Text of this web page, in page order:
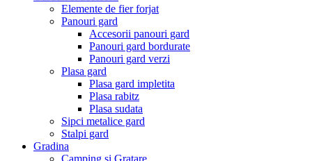
Elemente de fier forjat
Panouri gard
Accesorii panouri gard
Panouri gard bordurate
Panouri gard verzi
Plasa gard
Plasa gard impletita
Plasa rabitz
Plasa sudata
Sipci metalice gard
Stalpi gard
Gradina
Camping si Gratare